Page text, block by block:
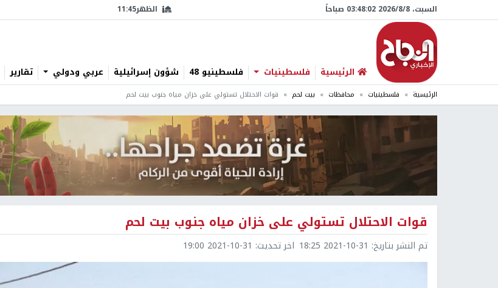
السبت، 8/‏8/‏2026 03:48:03 صباحاً الظهر11:45
الرئيسية فلسطينيات فلسطينيو 48 شؤون إسرائيلية عربي ودولي تقارير
الرئيسية فلسطينيات محافظات بيت لحم قوات الاحتلال تستولي على خزان مياه جنوب بيت لحم
قوات الاحتلال تستولي على خزان مياه جنوب بيت لحم
تم النشر بتاريخ: 2021-10-31 18:25 اخر تحديث: 2021-10-31 19:00